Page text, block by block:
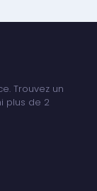
Trouvez un
plus de 2